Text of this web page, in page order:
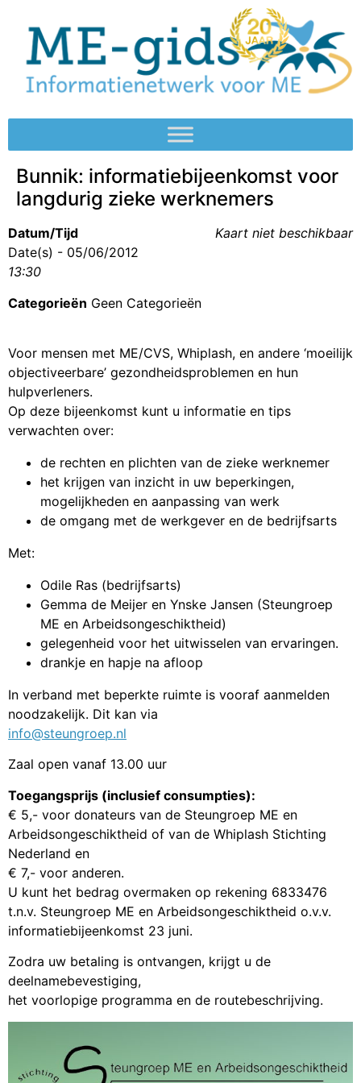
Bunnik: informatiebijeenkomst voor
langdurig zieke werknemers
Kaart niet beschikbaar
Datum/Tijd
Date(s) - 05/06/2012
13:30
Categorieën Geen Categorieën
Voor mensen met ME/CVS, Whiplash, en andere ‘moeilijk
objectiveerbare’ gezondheidsproblemen en hun
hulpverleners.
Op deze bijeenkomst kunt u informatie en tips
verwachten over:
de rechten en plichten van de zieke werknemer
het krijgen van inzicht in uw beperkingen,
mogelijkheden en aanpassing van werk
de omgang met de werkgever en de bedrijfsarts
Met:
Odile Ras (bedrijfsarts)
Gemma de Meijer en Ynske Jansen (Steungroep
ME en Arbeidsongeschiktheid)
gelegenheid voor het uitwisselen van ervaringen.
drankje en hapje na afloop
In verband met beperkte ruimte is vooraf aanmelden
noodzakelijk. Dit kan via
info@steungroep.nl
Zaal open vanaf 13.00 uur
Toegangsprijs (inclusief consumpties):
€ 5,- voor donateurs van de Steungroep ME en
Arbeidsongeschiktheid of van de Whiplash Stichting
Nederland en
€ 7,- voor anderen.
U kunt het bedrag overmaken op rekening 6833476
t.n.v. Steungroep ME en Arbeidsongeschiktheid o.v.v.
informatiebijeenkomst 23 juni.
Zodra uw betaling is ontvangen, krijgt u de
deelnamebevestiging,
het voorlopige programma en de routebeschrijving.